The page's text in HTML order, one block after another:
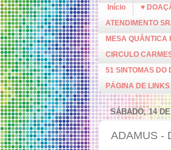
Início ♥
ATENDIMENTO
MESA QUÂNTICA
CIRCULO
51 SINTOMAS DO
PÁGINA DE LINKS
SÁBADO, 14
ADAMUS -